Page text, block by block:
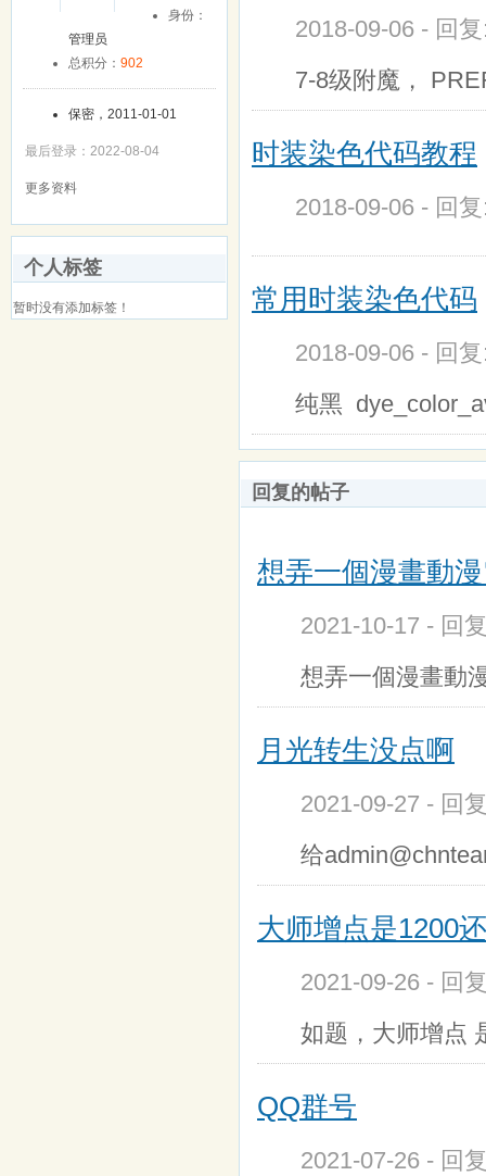
身份：
管理员
总积分： 902
保密，2011-01-01
最后登录：2022-08-04
更多资料
个人标签
暂时没有添加标签！
2018-09-06 - 回
7-8级附魔，
时装染色代码教程
2018-09-06 - 回
常用时装染色代码
2018-09-06 - 回
纯黑
回复的帖子
想弄一個漫畫動
2021-10-17 - 回
想弄一個漫畫動
月光转生没点啊
2021-09-27 - 回
给
大师增点是1200
2021-09-26 - 回
如题，大师增点
QQ群号
2021-07-26 - 回